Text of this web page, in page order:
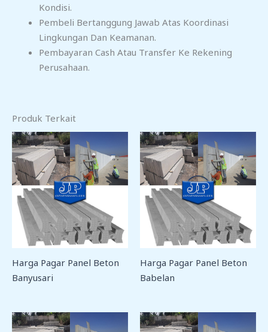
Kondisi.
Pembeli Bertanggung Jawab Atas Koordinasi
Lingkungan Dan Keamanan.
Pembayaran Cash Atau Transfer Ke Rekening
Perusahaan.
Produk Terkait
Harga Pagar Panel Beton
Banyusari
Harga Pagar Panel Beton
Babelan